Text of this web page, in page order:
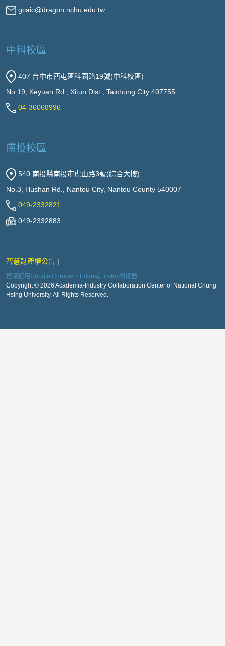
gcaic@dragon.nchu.edu.tw
中科校區
407 台中市西屯區科園路19號(中科校區)
No.19, Keyuan Rd., Xitun Dist., Taichung City 407755
04-36068996
南投校區
540 南投縣南投市虎山路3號(綜合大樓)
No.3, Hushan Rd., Nantou City, Nantou County 540007
049-2332821
049-2332883
智慧財產權公告
建議使用Google Chrome、Edge或Firefox瀏覽器
Copyright © 2026 Academia-Industry Collaboration Center of National Chung
Hsing University. All Rights Reserved.